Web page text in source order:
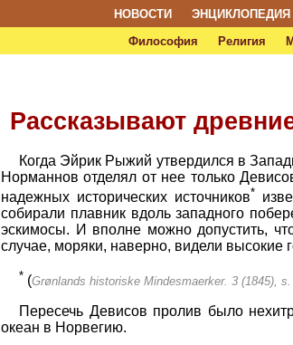
НОВОСТИ ЭНЦИКЛОПЕДИЯ
Философия
Религия
Рассказывают
Когда Эйрик Рыжий утвердился в
Норманнов отделял от нее только
надежных исторических источников*
собирали плавник вдоль западного
эскимосы. И вполне можно допустить,
случае, моряки, наверно, видели
* (Grønlands historiske Mindesmaerker. 3 (1845), s.
Пересечь Девисов пролив было
океан в Норвегию.